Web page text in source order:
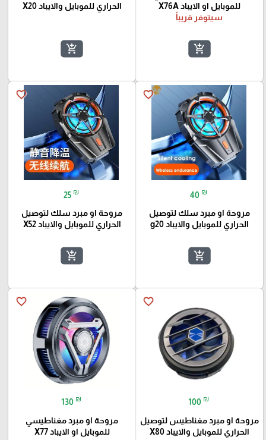
للموبايل او الايباد X76A
سيتوفر قريباً
add_shopping_cart
الحراري للموبايل والايباد X20
add_shopping_cart
favorite_border
40 ₪
مروحة او مبرد سلك لتوصيل
الحراري للموبايل والايباد g20
add_shopping_cart
favorite_border
25 ₪
مروحة او مبرد سلك لتوصيل
الحراري للموبايل والايباد X52
add_shopping_cart
favorite_border
100 ₪
مروحة او مبرد مغناطيس لتوصيل
الحراري للموبايل والايباد X80
favorite_border
130 ₪
مروحة او مبرد مغناطيسي
للموبايل او الايباد X77